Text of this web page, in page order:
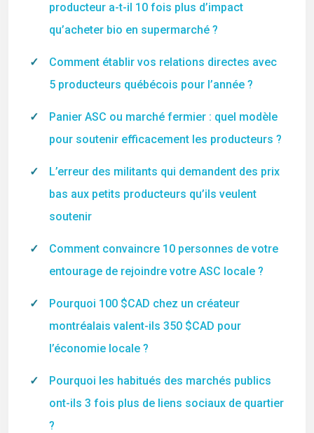
producteur a-t-il 10 fois plus d’impact
qu’acheter bio en supermarché ?
Comment établir vos relations directes avec
5 producteurs québécois pour l’année ?
Panier ASC ou marché fermier : quel modèle
pour soutenir efficacement les producteurs ?
L’erreur des militants qui demandent des prix
bas aux petits producteurs qu’ils veulent
soutenir
Comment convaincre 10 personnes de votre
entourage de rejoindre votre ASC locale ?
Pourquoi 100 $CAD chez un créateur
montréalais valent-ils 350 $CAD pour
l’économie locale ?
Pourquoi les habitués des marchés publics
ont-ils 3 fois plus de liens sociaux de quartier
?